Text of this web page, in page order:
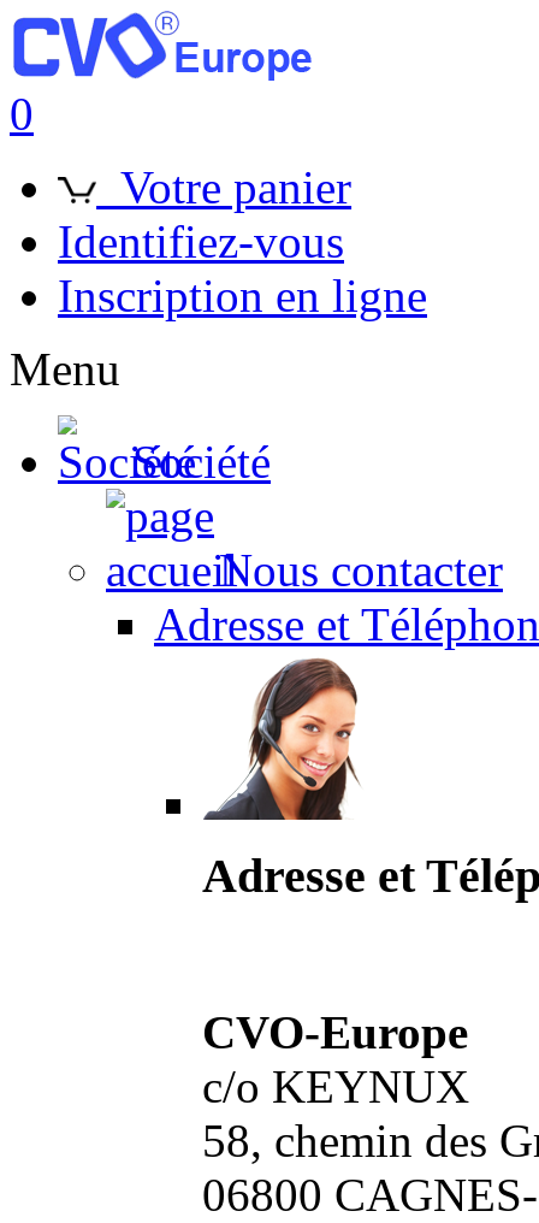
0
Votre panier
Identifiez-vous
Inscription en ligne
Menu
Société
Nous contacter
Adresse et
Adresse et
CVO-Europe
c/o KEYNUX
58, chemin des
06800